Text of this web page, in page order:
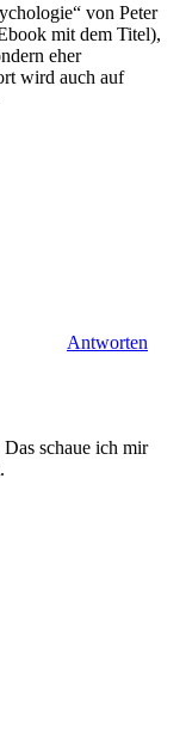
von Peter
mit dem Titel),
eher
wird auch auf
Antworten
schaue ich mir